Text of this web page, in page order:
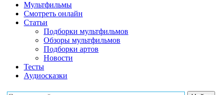
Мультфильмы
Смотреть онлайн
Статьи
Подборки мультфильмов
Обзоры мультфильмов
Подборки артов
Новости
Тесты
Аудиосказки